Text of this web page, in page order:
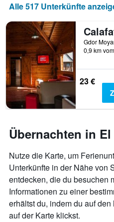
Zimmerpreis
Alle 517 Unterkünfte
0,9 km
23 €
Übernachten in El
Nutze die Karte, um
Unterkünfte in der Nähe von
entdecken, die du besuchen
Informationen zu einer
erhältst du, indem du auf
auf der Karte klickst.